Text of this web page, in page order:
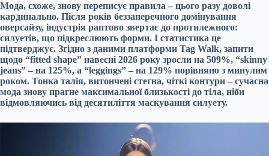
Мода, схоже, знову переписує правила – цього разу доволі
кардинально. Після років беззаперечного домінування
оверсайзу, індустрія раптово звертає до протилежного:
силуетів, що підкреслюють форми. І статистика це
підтверджує. Згідно з даними платформи Tag Walk, запити
щодо “fitted shape” навесні 2026 року зросли на 509%, “skinny
jeans” – на 125%, а “leggings” – на 129% порівняно з минулим
роком. Тонка талія, витончені стегна, чіткі контури – сучасна
мода знову прагне максимальної близькості до тіла, ніби
відмовляючись від десятиліття маскування силуету.